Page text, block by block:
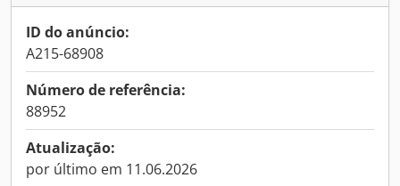
ID do anúncio:
A215-68908
Número de referência:
88952
Atualização:
por último em 11.06.2026